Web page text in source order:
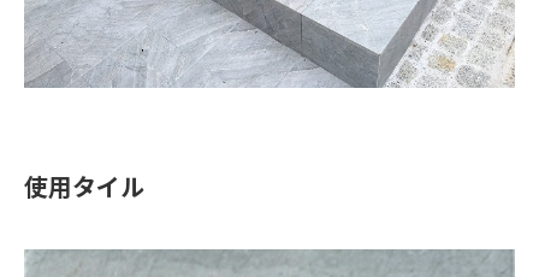
使用タイル